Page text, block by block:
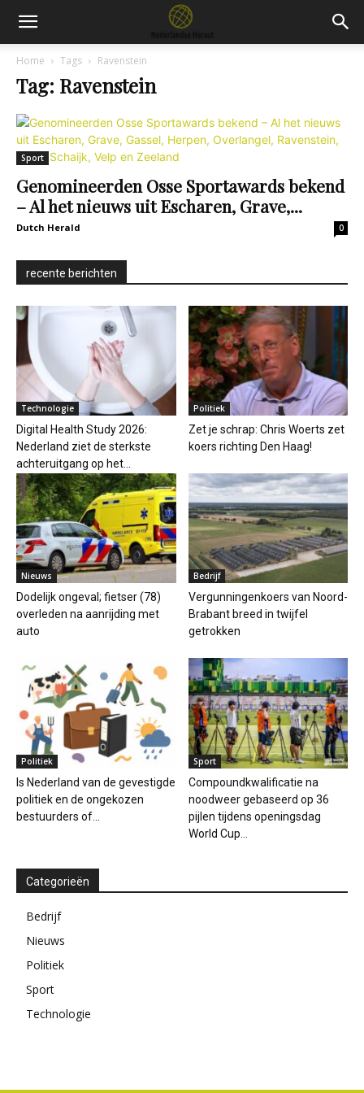
Home Tags Ravenstein
Tag: Ravenstein
Sport
Genomineerden Osse Sportawards bekend
– Al het nieuws uit Escharen, Grave,...
Dutch Herald 0
recente berichten
Technologie
Digital Health Study 2026:
Nederland ziet de sterkste
achteruitgang op het...
Politiek
Zet je schrap: Chris Woerts zet
koers richting Den Haag!
Nieuws
Dodelijk ongeval; fietser (78)
overleden na aanrijding met
auto
Bedrijf
Vergunningenkoers van Noord-
Brabant breed in twijfel
getrokken
Politiek
Is Nederland van de gevestigde
politiek en de ongekozen
bestuurders of...
Sport
Compoundkwalificatie na
noodweer gebaseerd op 36
pijlen tijdens openingsdag
World Cup...
Categorieën
Bedrijf
Nieuws
Politiek
Sport
Technologie